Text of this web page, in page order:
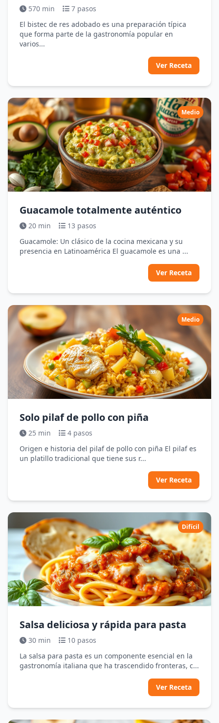
570 min
7 pasos
El bistec de res adobado es una preparación típica
que forma parte de la gastronomía popular en
varios...
Ver Receta
Medio
Guacamole totalmente auténtico
20 min
13 pasos
Guacamole: Un clásico de la cocina mexicana y su
presencia en Latinoamérica El guacamole es una ...
Ver Receta
Medio
Solo pilaf de pollo con piña
25 min
4 pasos
Origen e historia del pilaf de pollo con piña El pilaf es
un platillo tradicional que tiene sus r...
Ver Receta
Difícil
Salsa deliciosa y rápida para pasta
30 min
10 pasos
La salsa para pasta es un componente esencial en la
gastronomía italiana que ha trascendido fronteras, c...
Ver Receta